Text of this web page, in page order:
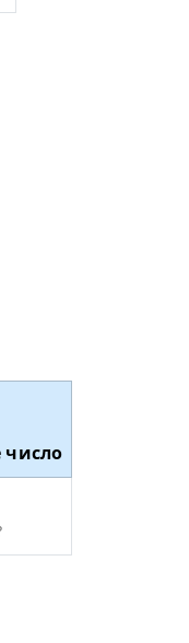
число